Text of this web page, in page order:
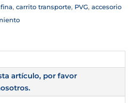
,carrito transporte, PVG,accesorio
artículo, por favor